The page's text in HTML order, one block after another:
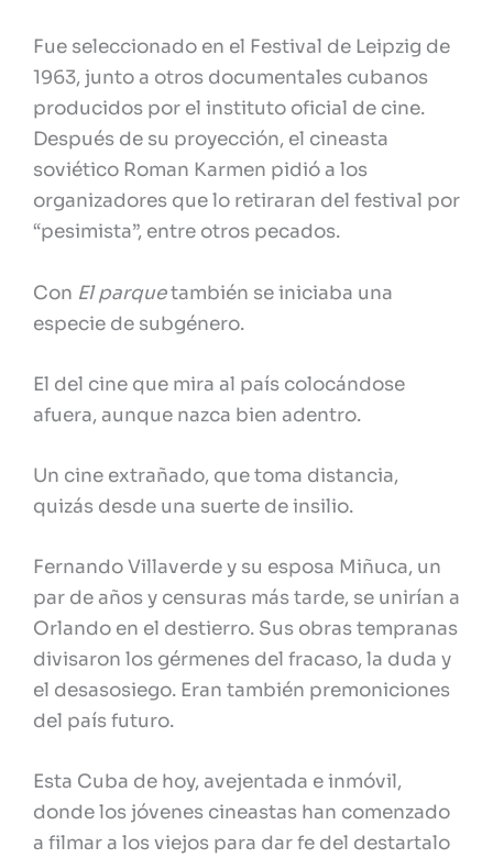
Fue seleccionado en el Festival de Leipzig de
1963, junto a otros documentales cubanos
producidos por el instituto oficial de cine.
Después de su proyección, el cineasta
soviético Roman Karmen pidió a los
organizadores que lo retiraran del festival por
“pesimista”, entre otros pecados.
Con El parquetambién se iniciaba una
especie de subgénero.
El del cine que mira al país colocándose
afuera, aunque nazca bien adentro.
Un cine extrañado, que toma distancia,
quizás desde una suerte de insilio.
Fernando Villaverde y su esposa Miñuca, un
par de años y censuras más tarde, se unirían a
Orlando en el destierro. Sus obras tempranas
divisaron los gérmenes del fracaso, la duda y
el desasosiego. Eran también premoniciones
del país futuro.
Esta Cuba de hoy, avejentada e inmóvil,
donde los jóvenes cineastas han comenzado
a filmar a los viejos para dar fe del destartalo